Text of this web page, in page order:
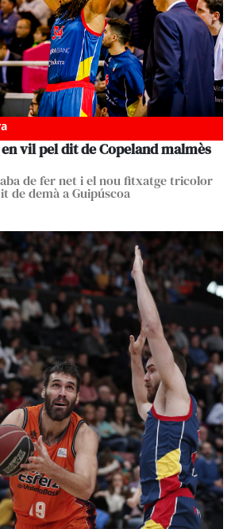
vil pel dit de Copeland malmès
de fer net i el nou fitxatge tricolor
de demà a Guipúscoa